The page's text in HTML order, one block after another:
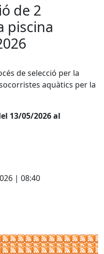
de 2
piscina
de selecció per la
aquàtics per la
13/05/2026 al
| 08:40